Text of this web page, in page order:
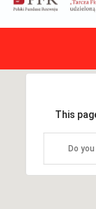
This
Do